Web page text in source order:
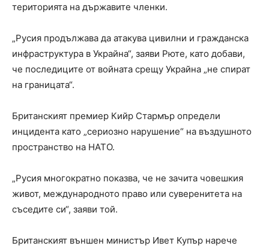
територията на държавите членки.
„Русия продължава да атакува цивилни и гражданска
инфраструктура в Украйна“, заяви Рюте, като добави,
че последиците от войната срещу Украйна „не спират
на границата“.
Британският премиер Кийр Стармър определи
инцидента като „сериозно нарушение“ на въздушното
пространство на НАТО.
„Русия многократно показва, че не зачита човешкия
живот, международното право или суверенитета на
съседите си“, заяви той.
Британският външен министър Ивет Купър нарече